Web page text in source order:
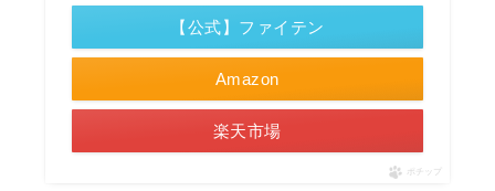
Amazon
楽天市場
【公式】ファイテン
ポチップ